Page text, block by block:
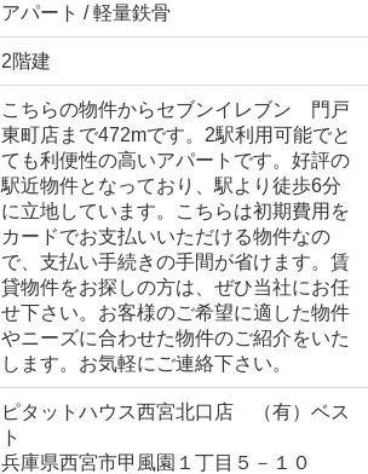
アパート / 軽量鉄骨
2階建
こちらの物件からセブンイレブン 門戸
東町店まで472mです。2駅利用可能でと
ても利便性の高いアパートです。好評の
駅近物件となっており、駅より徒歩6分
に立地しています。こちらは初期費用を
カードでお支払いいただける物件なの
で、支払い手続きの手間が省けます。賃
貸物件をお探しの方は、ぜひ当社にお任
せ下さい。お客様のご希望に適した物件
やニーズに合わせた物件のご紹介をいた
します。お気軽にご連絡下さい。
ピタットハウス西宮北口店 （有）ベス
ト
兵庫県西宮市甲風園１丁目５－１０